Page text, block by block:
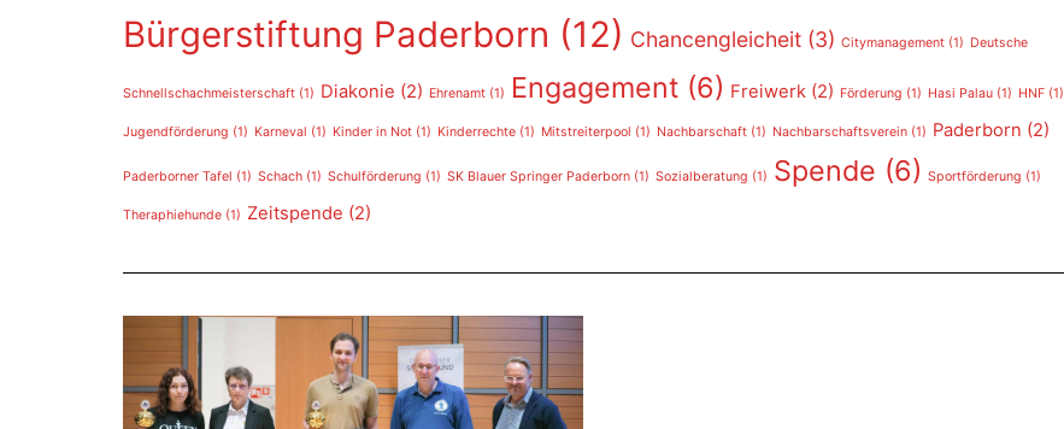
Bürgerstiftung Paderborn (12) Chancengleicheit (3) Citymanagement (1) Deutsche
Schnellschachmeisterschaft (1) Diakonie (2) Ehrenamt (1) Engagement (6) Freiwerk (2) Förderung (1) Hasi Palau (1) HNF (1)
Jugendförderung (1) Karneval (1) Kinder in Not (1) Kinderrechte (1) Mitstreiterpool (1) Nachbarschaft (1) Nachbarschaftsverein (1) Paderborn (2)
Paderborner Tafel (1) Schach (1) Schulförderung (1) SK Blauer Springer Paderborn (1) Sozialberatung (1) Spende (6) Sportförderung (1)
Theraphiehunde (1) Zeitspende (2)